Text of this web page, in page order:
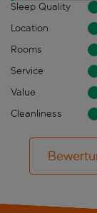
Sleep Quality
Location
Rooms
Service
Value
Cleanliness